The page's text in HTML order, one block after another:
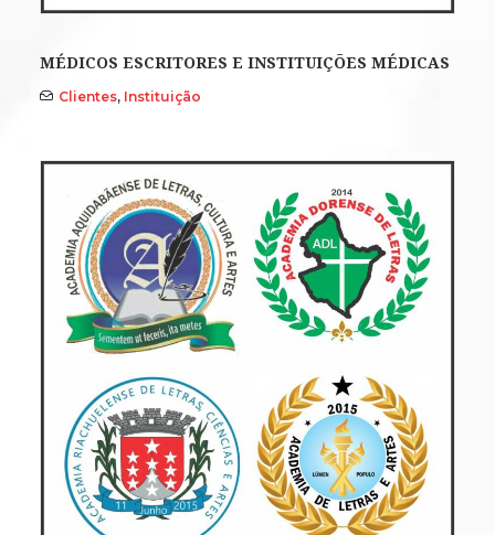
MÉDICOS ESCRITORES E INSTITUIÇÕES MÉDICAS
Clientes, Instituição